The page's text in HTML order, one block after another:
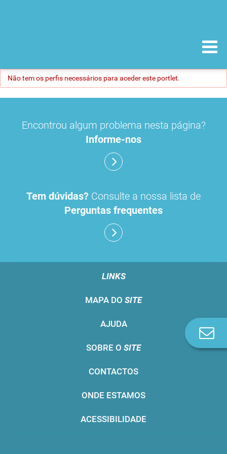
Não tem os perfis necessários para aceder este portlet.
Encontrou algum problema nesta página?
Informe-nos
Tem dúvidas? Consulte a nossa lista de
Perguntas frequentes
LINKS
MAPA DO SITE
AJUDA
SOBRE O SITE
CONTACTOS
ONDE ESTAMOS
ACESSIBILIDADE